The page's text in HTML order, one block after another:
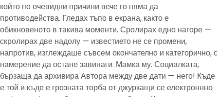
който по очевидни причини вече го няма да
противодейства. Гледах тъпо в екрана, както е
обикновеното в такива моменти. Сролирах едно нагоре —
скролирах две надолу — известието не се промени,
напротив, изглеждаше съвсем окончателно и категорично, с
намерение да остане завинаги. Мамка му. Социалката,
бързаща да архивира Автора между две дати — него! Къде
е той и къде е грозната торба от джуркащи се електроннно